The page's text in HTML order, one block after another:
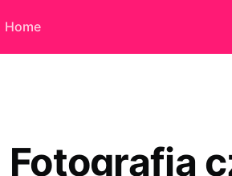
Home
Fotografia